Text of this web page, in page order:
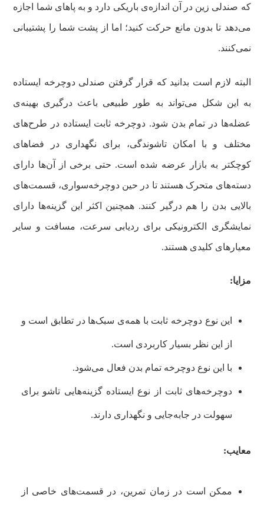
که صندلی زین در آن اندازه‌ی باریکی دارد و به پاهای شما اجازه
می‌دهد تا بدون مانع حرکت کنید؛ اما از پشت شما را پشتیبانی
نمی‌کنند.
البته لازم است بدانید که قرار گرفتن صندلی دوچرخه ایستاده
به این شکل می‌تواند به طور طبیعی باعث درگیری بهینه‌ی
عضله‌ها در تمام بدن شود. دوچرخه ثابت ایستاده در طرح‌های
مختلف و با امکان تاشوندگی، برای نگهداری در فضاهای
کوچکتر به بازار عرضه شده است. حتی برخی از آن‌ها دارای
دسته‌های متحرک هستند تا در حین دوچرخه‌سواری، قسمت‌های
بالایی بدن را هم درگیر کنند. همچنین اکثر این گزینه‌ها دارای
نمایشگری الکترونیکی برای ردیابی سرعت، مسافت و سایر
معیارهای کلیدی هستند.
مزایا:
این نوع دوچرخه ثابت با همه‌ی سبک‌ها در تطابق است و
از این نظر بسیار کاربردی است.
با این نوع دوچرخه تمام بدن فعال می‌شود.
دوچرخه‌های ثابت از نوع ایستاده گزینه‌هایی تاشو برای
سهولت در جابه‌جایی و نگهداری دارند.
معایب:
ممکن است در زمان تمرین، در قسمت‌های خاصی از